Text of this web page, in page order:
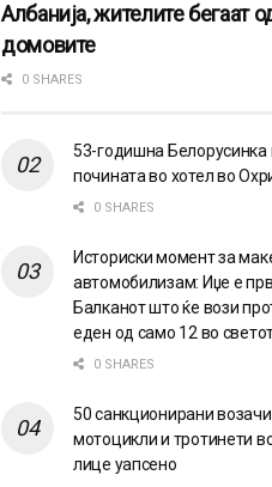
Албанија, жителите бегаат
домовите
0 SHARES
53-годишна Белорусинка
почината во хотел во
0 SHARES
Историски момент за
автомобилизам: Иџе е
Балканот што ќе вози
еден од само 12 во
0 SHARES
50 санкционирани
мотоцикли и тротинети
лице уапсено